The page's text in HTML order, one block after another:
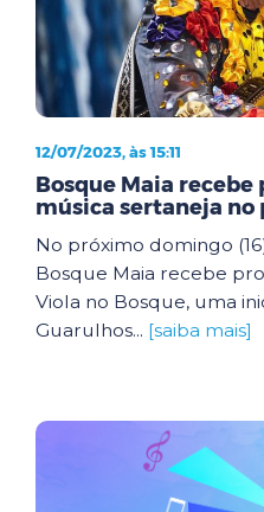
12/07/2023, às 15:11
Bosque Maia
música sertaneja
No próximo domingo
Bosque Maia recebe
Viola no Bosque, uma
Guarulhos... [saiba mais]